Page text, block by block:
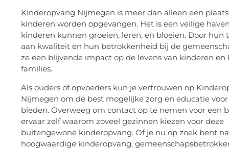
Kinderopvang Nijmegen is meer dan alleen een
kinderen worden opgevangen. Het is een veilige
kinderen kunnen groeien, leren, en bloeien. Door hun
aan kwaliteit en hun betrokkenheid bij de
ze een blijvende impact op de levens van kinderen en
families.
Als ouders of opvoeders kun je vertrouwen op
Nijmegen om de best mogelijke zorg en educatie
bieden. Overweeg om contact op te nemen voor een
ervaar zelf waarom zoveel gezinnen kiezen voor deze
buitengewone kinderopvang. Of je nu op zoek bent
hoogwaardige kinderopvang,